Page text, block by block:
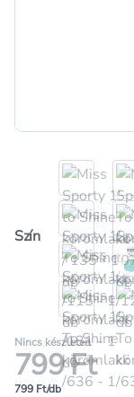
Szín
Nincs készleten
799 Ft
799 Ft/db